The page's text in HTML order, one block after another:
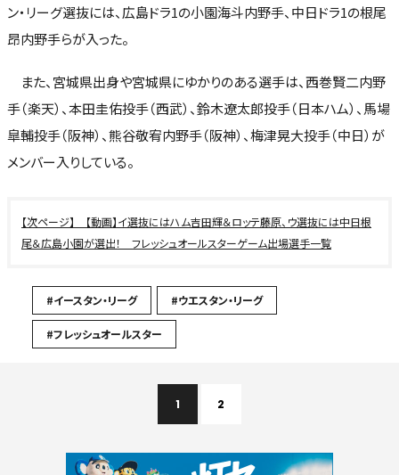
ン・リーグ選抜には、広島ドラ1の小園海斗内野手、中日ドラ1の根尾
昂内野手らが入った。
また、宮城県出身や宮城県にゆかりのある選手は、西巻賢二内野
手（楽天）、本田圭佑投手（西武）、鈴木遼太郎投手（日本ハム）、馬場
皐輔投手（阪神）、熊谷敬宥内野手（阪神）、梅津晃大投手（中日）が
メンバー入りしている。
【動画】イ選抜にはハム吉田輝＆ロッテ藤原、ウ選抜には中日根
尾＆広島小園が選出！ フレッシュオールスターゲーム出場選手一覧
#イースタン・リーグ #ウエスタン・リーグ
#フレッシュオールスター
1 2